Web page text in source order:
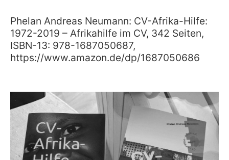
Phelan Andreas Neumann: CV-Afrika-Hilfe:
1972-2019 – Afrikahilfe im CV, 342 Seiten,
https://www.amazon.de/dp/1687050686